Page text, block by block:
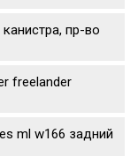
пр-во
freelander
ml w166 задний